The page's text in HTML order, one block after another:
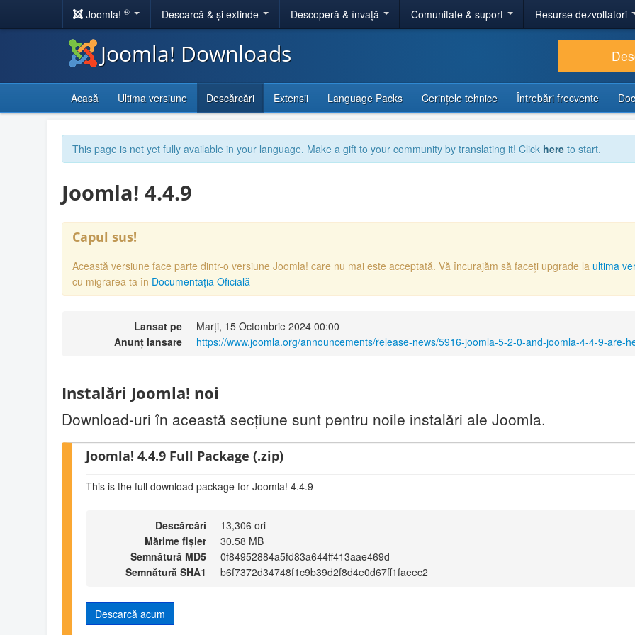
Joomla! ® Descarcă & și extinde Descoperă & învață Comunitate & suport Resurse dezvoltatori
Joomla! Downloads
Acasă Ultima versiune Descărcări Extensii Language Packs Cerințele tehnice Întrebări frecvente
This page is not yet fully available in your language. Make a gift to your community by translating it! Click here to start.
Joomla! 4.4.9
Capul sus!
Această versiune face parte dintr-o versiune Joomla! care nu mai este acceptată. Vă încurajăm să faceți upgrade la ultima
cu migrarea ta în Documentația Oficială
Lansat pe
Marți, 15 Octombrie 2024 00:00
Anunț lansare
https://www.joomla.org/announcements/release-news/5916-joomla-5-2-0-and-joomla-4-4-9-are-
Instalări Joomla! noi
Download-uri în această secţiune sunt pentru noile instalări ale Joomla.
Joomla! 4.4.9 Full Package (.zip)
This is the full download package for Joomla! 4.4.9
Descărcări
13,306 ori
Mărime fișier
30.58 MB
Semnătură MD5
0f84952884a5fd83a644ff413aae469d
Semnătură SHA1
b6f7372d34748f1c9b39d2f8d4e0d67ff1faeec2
Descarcă acum